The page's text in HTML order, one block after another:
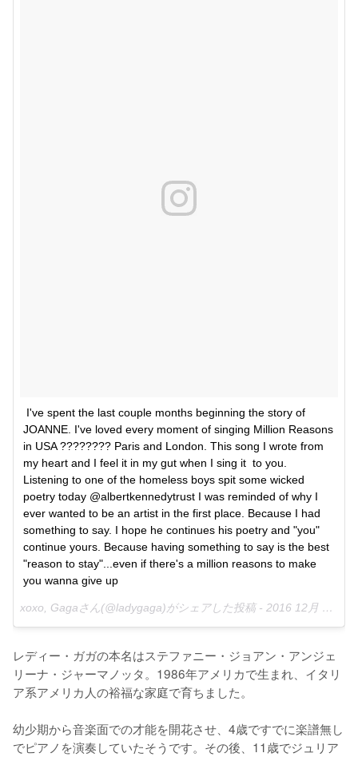
I've spent the last couple months beginning the story of
JOANNE. I've loved every moment of singing Million Reasons
in USA ???????? Paris and London. This song I wrote from
my heart and I feel it in my gut when I sing it  to you.
Listening to one of the homeless boys spit some wicked
poetry today @albertkennedytrust I was reminded of why I
ever wanted to be an artist in the first place. Because I had
something to say. I hope he continues his poetry and "you"
continue yours. Because having something to say is the best
"reason to stay"...even if there's a million reasons to make
you wanna give up
xoxo, Gagaさん(@ladygaga)がシェアした投稿 - 2016 12月 7 5:04午後 PST
レディー・ガガの本名はステファニー・ジョアン・アンジェ
リーナ・ジャーマノッタ。1986年アメリカで生まれ、イタリ
ア系アメリカ人の裕福な家庭で育ちました。
幼少期から音楽面での才能を開花させ、4歳ですでに楽譜無し
でピアノを演奏していたそうです。その後、11歳でジュリア